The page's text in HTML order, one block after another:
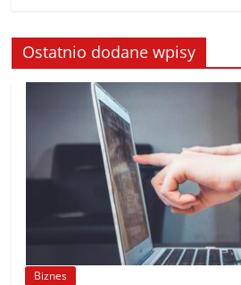
Ostatnio dodane wpisy
Biznes